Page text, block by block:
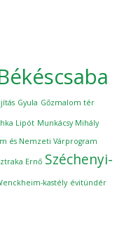
Gyula Gőzmalom tér
Lipót Munkácsy Mihály
és Nemzeti Várprogram
Ernő Széchenyi-
kastély évitündér